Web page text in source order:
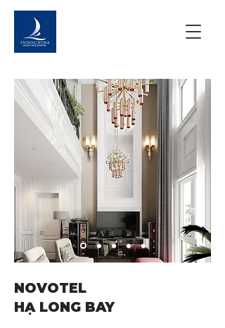
NOVOTEL
HẠ LONG BAY